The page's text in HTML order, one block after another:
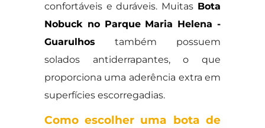
confortáveis e duráveis. Muitas Bota
Nobuck no Parque Maria Helena -
Guarulhos também possuem
solados antiderrapantes, o que
proporciona uma aderência extra em
superfícies escorregadias.
Como escolher uma bota de